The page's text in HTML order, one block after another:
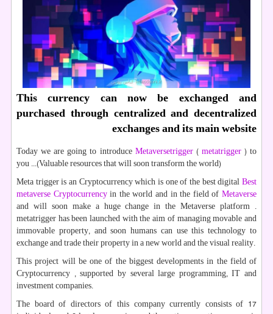
This currency can now be exchanged and
purchased through centralized and decentralized
exchanges and its main website
Today we are going to introduce Metaversetrigger( metatrigger) to
you ...(Valuable resources that will soon transform the world)
Meta trigger is an Cryptocurrency which is one of the best digitalBest
metaverse Cryptocurrencyin the world and in the field ofMetaverse
and will soon make a huge change in the Metaverse platform .
metatrigger has been launched with the aim of managing movable and
immovable property, and soon humans can use this technology to
exchange and trade their property in a new world and the visual reality.
This project will be one of the biggest developments in the field of
Cryptocurrency , supported by several large programming, IT and
investment companies.
The board of directors of this company currently consists of 17